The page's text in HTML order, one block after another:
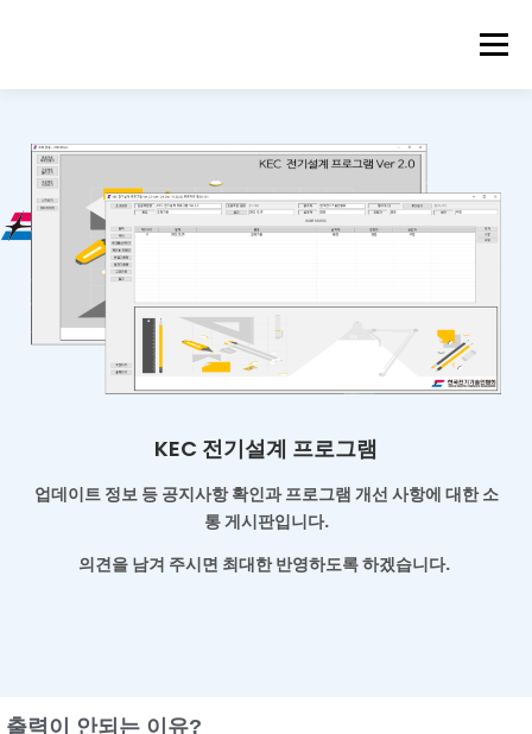
메뉴
KEC 전기설계 프로그램
업데이트 정보 등 공지사항 확인과프로그램 개선 사항에 대한 소
통 게시판입니다.
의견을 남겨 주시면 최대한 반영하도록 하겠습니다.
출력이 안되는 이유?